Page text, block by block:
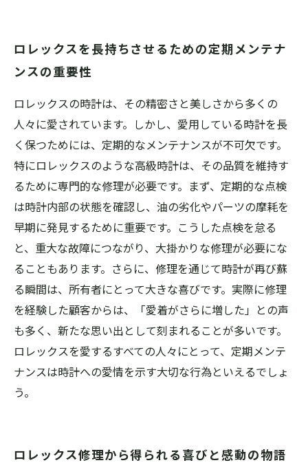
ロレックスを長持ちさせるための定期メンテナ
ンスの重要性
ロレックスの時計は、その精密さと美しさから多くの
人々に愛されています。しかし、愛用している時計を長
く保つためには、定期的なメンテナンスが不可欠です。
特にロレックスのような高級時計は、その品質を維持す
るために専門的な修理が必要です。まず、定期的な点検
は時計内部の状態を確認し、油の劣化やパーツの摩耗を
早期に発見するために重要です。こうした点検を怠る
と、重大な故障につながり、大掛かりな修理が必要にな
ることもあります。さらに、修理を通じて時計が再び蘇
る瞬間は、所有者にとって大きな喜びです。実際に修理
を経験した顧客からは、「愛着がさらに増した」との声
も多く、新たな思い出として刻まれることが多いです。
ロレックスを愛するすべての人々にとって、定期メンテ
ナンスは時計への愛情を示す大切な行為といえるでしょ
う。
ロレックス修理から得られる喜びと感動の物語